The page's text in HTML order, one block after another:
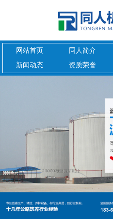
网站首页 同人简介
新闻动态
资质荣誉